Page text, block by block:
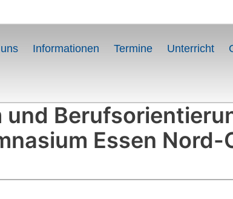
Informationen Termine Unterricht
Essen Nord-